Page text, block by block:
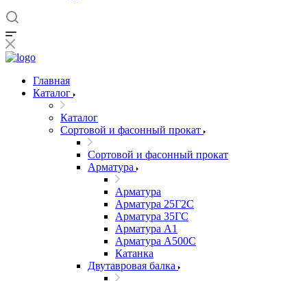
Главная
Каталог
Каталог
Сортовой и фасонный прокат
Сортовой и фасонный прокат
Арматура
Арматура
Арматура 25Г2С
Арматура 35ГС
Арматура А1
Арматура А500С
Катанка
Двутавровая балка